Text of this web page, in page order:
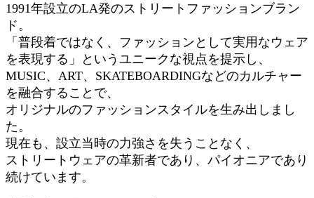
1991年設立のLA発のストリートファッションブラン
ド。
「普段着ではなく、ファッションとして実用なウェア
を表現する」というユニークな視点を提示し、
MUSIC、ART、SKATEBOARDINGなどのカルチャー
を融合することで、
オリジナルのファッションスタイルを生み出しまし
た。
現在も、設立当時の力強さを失うことなく、
ストリートウェアの革新者であり、パイオニアであり
続けています。